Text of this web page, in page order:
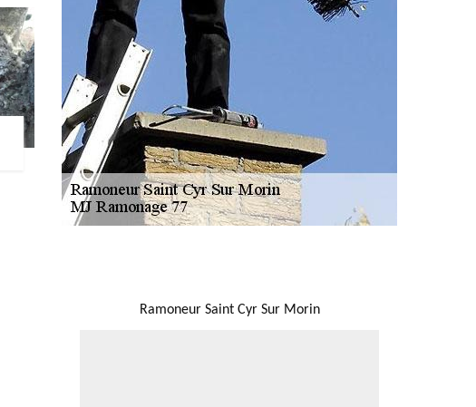
Ramoneur Saint Cyr Sur Morin